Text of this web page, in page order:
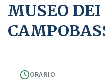
MUSEO
ORARIO